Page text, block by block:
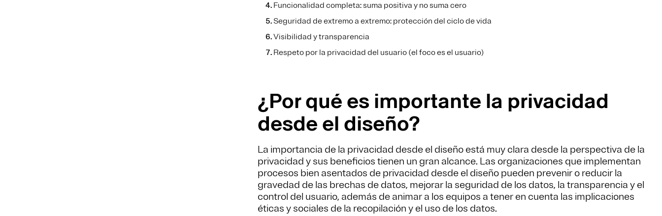
Funcionalidad completa: suma positiva y no suma cero
Seguridad de extremo a extremo: protección del ciclo de vida
Visibilidad y transparencia
Respeto por la privacidad del usuario (el foco es el usuario)
¿Por qué es importante la privacidad
desde el diseño?
La importancia de la privacidad desde el diseño está muy clara desde la perspectiva de la
privacidad y sus beneficios tienen un gran alcance. Las organizaciones que implementan
procesos bien asentados de privacidad desde el diseño pueden prevenir o reducir la
gravedad de las brechas de datos, mejorar la seguridad de los datos, la transparencia y el
control del usuario, además de animar a los equipos a tener en cuenta las implicaciones
éticas y sociales de la recopilación y el uso de los datos.